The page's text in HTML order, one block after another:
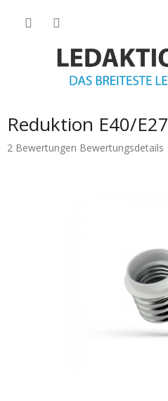
Reduktion E40/E27
Die
2 Bewertungen Bewertungsdetails